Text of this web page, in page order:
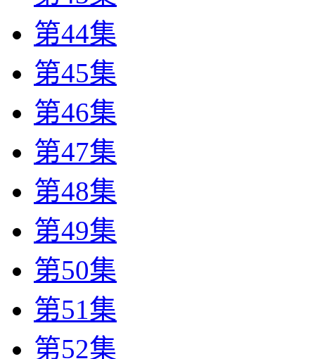
第44集
第45集
第46集
第47集
第48集
第49集
第50集
第51集
第52集